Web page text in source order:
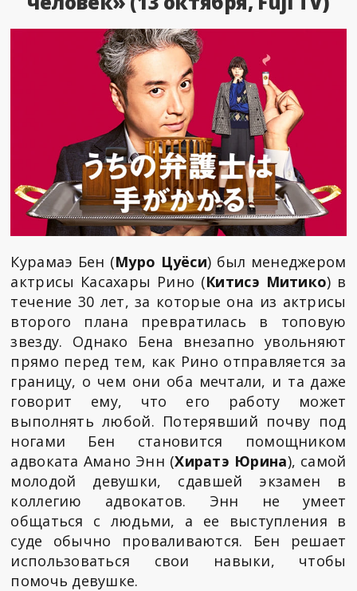
Курамаэ Бен (Муро Цуёси) был менеджером
актрисы Касахары Рино (Китисэ Митико) в
течение 30 лет, за которые она из актрисы
второго плана превратилась в топовую
звезду. Однако Бена внезапно увольняют
прямо перед тем, как Рино отправляется за
границу, о чем они оба мечтали, и та даже
говорит ему, что его работу может
выполнять любой. Потерявший почву под
ногами Бен становится помощником
адвоката Амано Энн (Хиратэ Юрина), самой
молодой девушки, сдавшей экзамен в
коллегию адвокатов. Энн не умеет
общаться с людьми, а ее выступления в
суде обычно проваливаются. Бен решает
использоваться свои навыки, чтобы
помочь девушке.